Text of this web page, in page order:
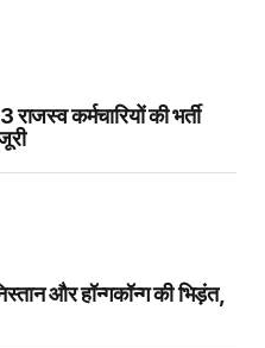
कर्मचारियों की भर्ती
और हॉन्गकॉन्ग की भिड़ंत,